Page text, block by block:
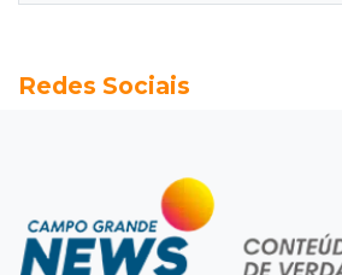
formação de ciclone bomba
23:00Ideb
Chapadão do Sul
Homem é baleado após
policiais militares
Redes Sociais